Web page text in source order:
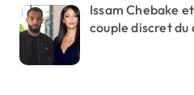
Issam Chebake
couple discret